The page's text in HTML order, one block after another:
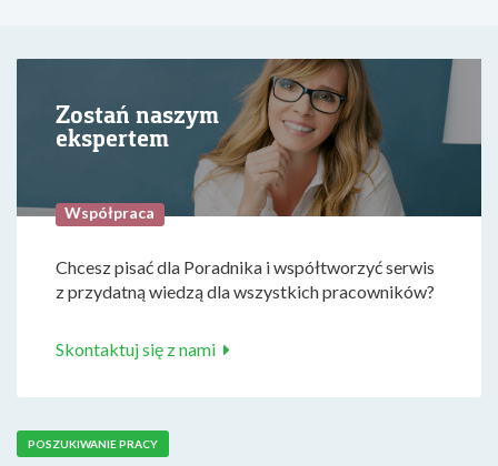
Zostań naszym
ekspertem
Współpraca
Chcesz pisać dla Poradnika i współtworzyć serwis
z przydatną wiedzą dla wszystkich pracowników?
Skontaktuj się z nami
POSZUKIWANIE PRACY